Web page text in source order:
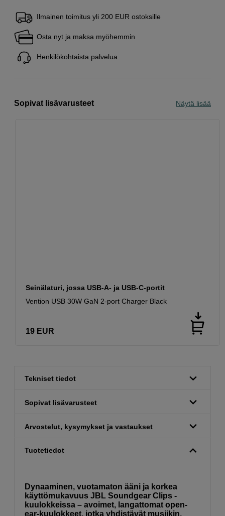
Ilmainen toimitus yli 200 EUR ostoksille
Osta nyt ja maksa myöhemmin
Henkilökohtaista palvelua
Sopivat lisävarusteet Näytä lisää
Seinälaturi, jossa USB-A- ja USB-C-portit
Vention USB 30W GaN 2-port Charger Black
19 EUR
Tekniset tiedot
Sopivat lisävarusteet
Arvostelut, kysymykset ja vastaukset
Tuotetiedot
Dynaaminen, vuotamaton ääni ja korkea
käyttömukavuus JBL Soundgear Clips -
kuulokkeissa – avoimet, langattomat open-
ear-kuulokkeet, jotka yhdistävät musiikin,